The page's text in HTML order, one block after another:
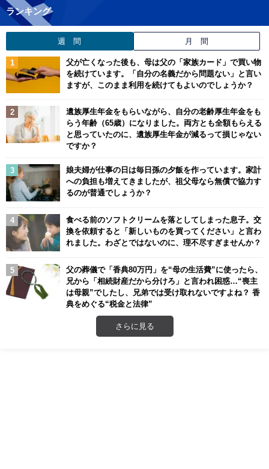
ランキング
週 間 月 間
父が亡くなった後も、母は父の「家族カード」で買い物
を続けています。「自分の名義だから問題ない」と言い
ますが、このまま利用を続けてもよいのでしょうか？
遺族厚生年金をもらいながら、自分の老齢厚生年金をも
らう年齢（65歳）になりました。両方とも全額もらえる
と思っていたのに、遺族厚生年金が減るって損じゃない
ですか？
娘夫婦が仕事の日は毎日孫の夕飯を作っています。家計
への負担も増えてきましたが、祖父母なら無償で協力す
るのが普通でしょうか？
食べる前のソフトクリームを落としてしまった息子。交
換を依頼すると「新しいものを買ってください」と言わ
れました。わざとではないのに、理不尽すぎませんか？
父の葬儀で「香典80万円」を“母の生活費”に使ったら、
兄から「相続財産だから分けろ」と言われ困惑…“喪主
は母親”でしたし、兄弟では受け取れないですよね？ 香
典をめぐる“税金と法律”
さらに見る